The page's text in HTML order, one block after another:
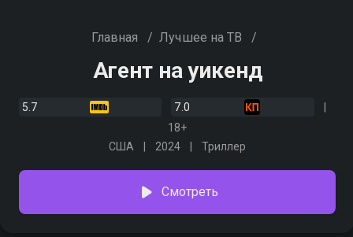
Главная / Лучшее на ТВ /
Агент на уикенд
5.7
7.0
18+
США
2024 Триллер
Смотреть